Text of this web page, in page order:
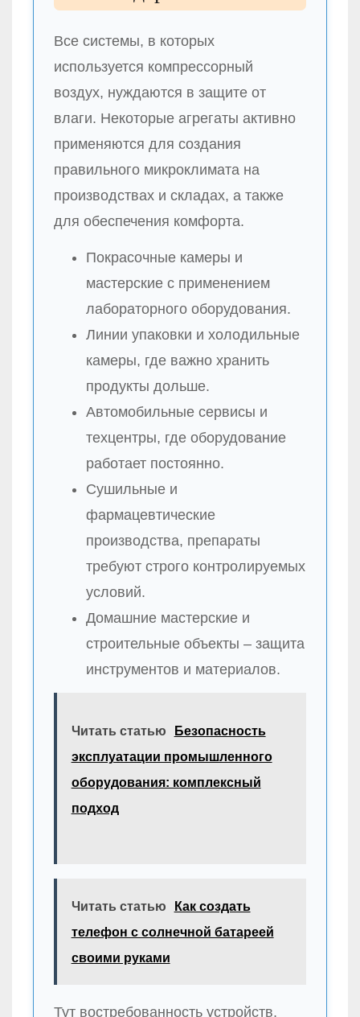
Все системы, в которых
используется компрессорный
воздух, нуждаются в защите от
влаги. Некоторые агрегаты активно
применяются для создания
правильного микроклимата на
производствах и складах, а также
для обеспечения комфорта.
Покрасочные камеры и
мастерские с применением
лабораторного оборудования.
Линии упаковки и холодильные
камеры, где важно хранить
продукты дольше.
Автомобильные сервисы и
техцентры, где оборудование
работает постоянно.
Сушильные и
фармацевтические
производства, препараты
требуют строго контролируемых
условий.
Домашние мастерские и
строительные объекты – защита
инструментов и материалов.
Читать статью
Безопасность
эксплуатации промышленного
оборудования: комплексный
подход
Читать статью
Как создать
телефон с солнечной батареей
своими руками
Тут востребованность устройств,